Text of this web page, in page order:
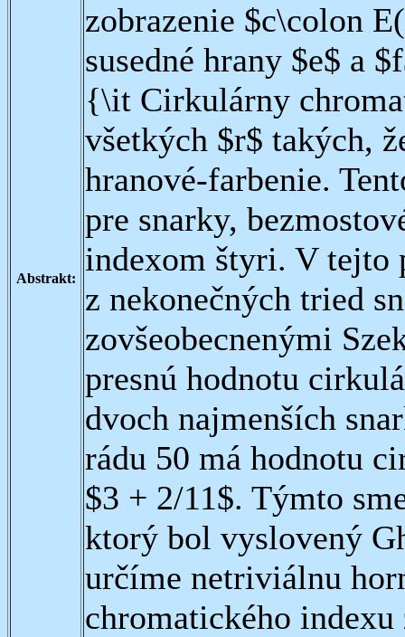
Abstrakt:
zobrazenie $c\colon
susedné hrany $e$ a
{\it Cirkulárny
všetkých $r$ takých,
hranové-farbenie.
pre snarky,
indexom štyri. V tejto
z nekonečných tried
zovšeobecnenými
presnú hodnotu
dvoch najmenších
rádu 50 má hodnotu
$3 + 2/11$. Týmto
ktorý bol vyslovený
určíme netriviálnu
chromatického indexu